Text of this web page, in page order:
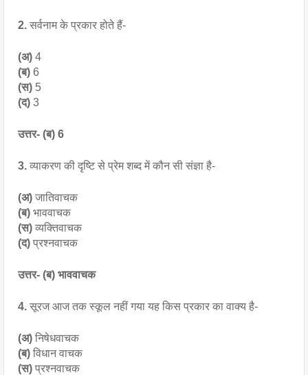
2. सर्वनाम के प्रकार होते हैं-
(अ) 4
(ब) 6
(स) 5
(द) 3
उत्तर- (ब) 6
3. व्याकरण की दृष्टि से प्रेम शब्द में कौन सी संज्ञा है-
(अ) जातिवाचक
(ब) भाववाचक
(स) व्यक्तिवाचक
(द) प्रश्नवाचक
उत्तर- (ब) भाववाचक
4. सूरज आज तक स्कूल नहीं गया यह किस प्रकार का वाक्य है-
(अ) निषेधवाचक
(ब) विधान वाचक
(स) प्रश्नवाचक